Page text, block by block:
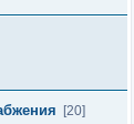
[20]